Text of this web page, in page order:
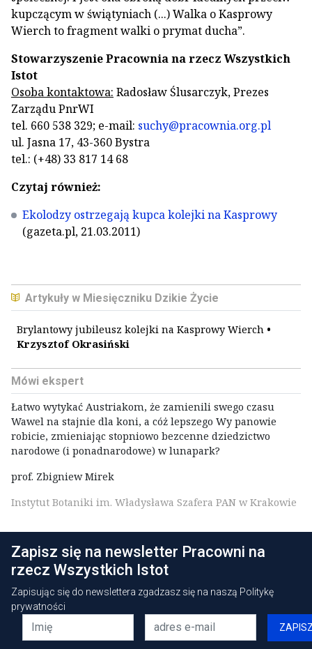
kupczącym w świątyniach (...) Walka o Kasprowy
Wierch to fragment walki o prymat ducha”.
Stowarzyszenie Pracownia na rzecz Wszystkich
Istot
Osoba kontaktowa: Radosław Ślusarczyk, Prezes
Zarządu PnrWI
tel. 660 538 329; e-mail: suchy@pracownia.org.pl
ul. Jasna 17, 43-360 Bystra
tel.: (+48) 33 817 14 68
Czytaj również:
Ekolodzy ostrzegają kupca kolejki na Kasprowy
(gazeta.pl, 21.03.2011)
Artykuły w Miesięczniku Dzikie Życie
Brylantowy jubileusz kolejki na Kasprowy Wierch •
Krzysztof Okrasiński
Mówi ekspert
Łatwo wytykać Austriakom, że zamienili swego czasu
Wawel na stajnie dla koni, a cóż lepszego Wy panowie
robicie, zmieniając stopniowo bezcenne dziedzictwo
narodowe (i ponadnarodowe) w lunapark?
prof. Zbigniew Mirek
Instytut Botaniki im. Władysława Szafera PAN w Krakowie
Zapisz się na newsletter Pracowni na
rzecz Wszystkich Istot
Zapisując się do newslettera zgadzasz się na naszą Politykę
prywatności